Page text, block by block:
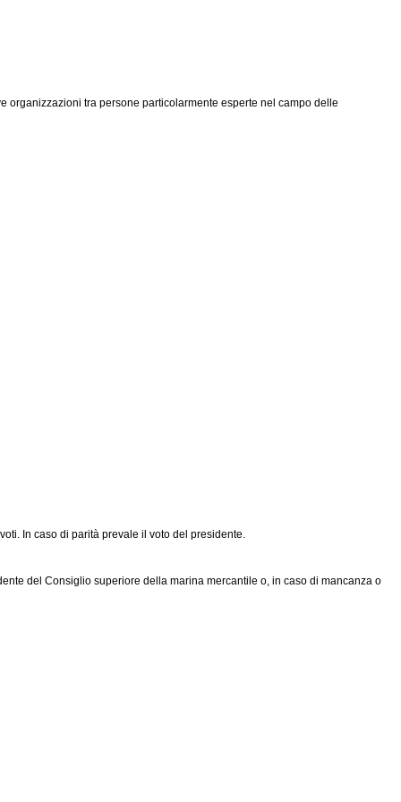
tra persone particolarmente esperte nel campo delle
In caso di parità prevale il voto del presidente.
del Consiglio superiore della marina mercantile o, in caso di mancanza o